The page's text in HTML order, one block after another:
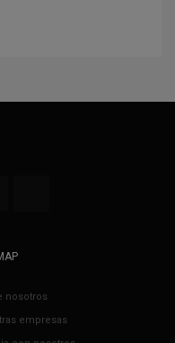
nosotros
empresas